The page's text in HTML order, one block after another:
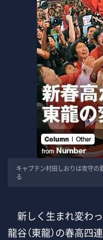
キャプテン村田しおりは攻守の
る
新しく生まれ変わ
龍谷（東龍）の春高四